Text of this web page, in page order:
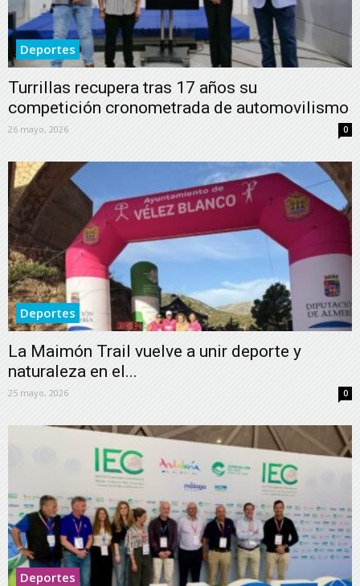
Deportes
Turrillas recupera tras 17 años su
competición cronometrada de automovilismo
26 mayo, 2026 0
Deportes
La Maimón Trail vuelve a unir deporte y
naturaleza en el...
25 mayo, 2026 0
Deportes